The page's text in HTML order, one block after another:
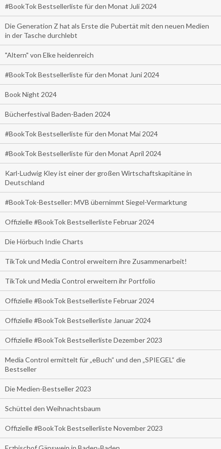
#BookTok Bestsellerliste für den Monat Juli 2024
Die Generation Z hat als Erste die Pubertät mit den neuen Medien
in der Tasche durchlebt
"Altern" von Elke heidenreich
#BookTok Bestsellerliste für den Monat Juni 2024
Book Night 2024
Bücherfestival Baden-Baden 2024
#BookTok Bestsellerliste für den Monat Mai 2024
#BookTok Bestsellerliste für den Monat April 2024
Karl-Ludwig Kley ist einer der großen Wirtschaftskapitäne in
Deutschland
#BookTok-Bestseller: MVB übernimmt Siegel-Vermarktung
Offizielle #BookTok Bestsellerliste Februar 2024
Die Hörbuch Indie Charts
TikTok und Media Control erweitern ihre Zusammenarbeit!
TikTok und Media Control erweitern ihr Portfolio
Offizielle #BookTok Bestsellerliste Februar 2024
Offizielle #BookTok Bestsellerliste Januar 2024
Offizielle #BookTok Bestsellerliste Dezember 2023
Media Control ermittelt für „eBuch“ und den „SPIEGEL“ die
Bestseller
Die Medien-Bestseller 2023
Schüttel den Weihnachtsbaum
Offizielle #BookTok Bestsellerliste November 2023